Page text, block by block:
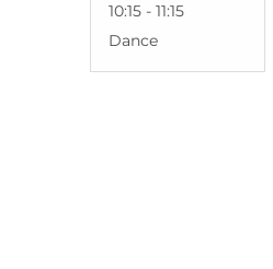
10:15 - 11:15
Dance